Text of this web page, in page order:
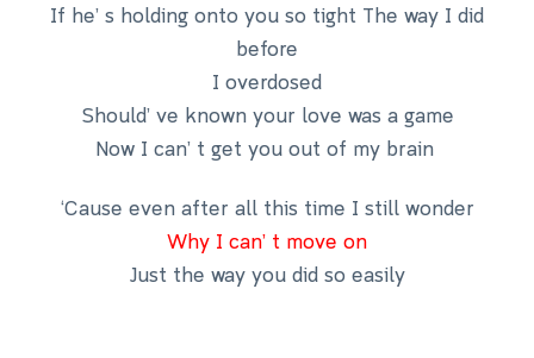
If he’ s holding onto you so tight The way I did
before
I overdosed
Should’ ve known your love was a game
Now I can’ t get you out of my brain
‘Cause even after all this time I still wonder
Why I can’ t move on
Just the way you did so easily